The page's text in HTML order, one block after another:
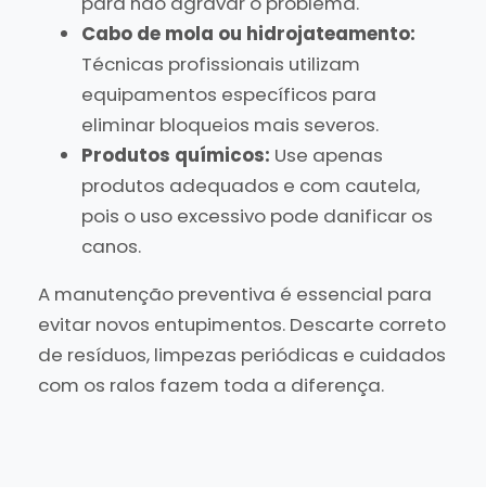
Cabo de mola ou hidrojateamento:
Técnicas profissionais utilizam
equipamentos específicos para
eliminar bloqueios mais severos.
Produtos químicos: Use apenas
produtos adequados e com cautela,
pois o uso excessivo pode danificar os
canos.
A manutenção preventiva é essencial para
evitar novos entupimentos. Descarte correto
de resíduos, limpezas periódicas e cuidados
com os ralos fazem toda a diferença.